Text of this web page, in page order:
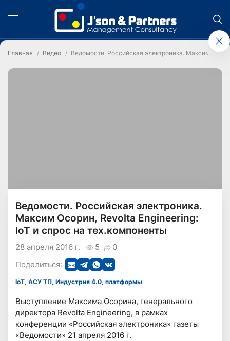
Главная Видео Ведомости. Российская электроника. Максим
Ведомости. Российская электроника.
Максим Осорин, Revolta Engineering:
IoT и спрос на тех.компоненты
5 0
28 апреля 2016 г.
Поделиться:
IoT, АСУ ТП, Индустрия 4.0, платформы
Выступление Максима Осорина, генерального
директора Revolta Engineering, в рамках
конференции «Российская электроника» газеты
«Ведомости» 21 апреля 2016 г.